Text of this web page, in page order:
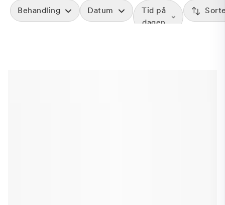
Behandling Datum
Tid på
dagen